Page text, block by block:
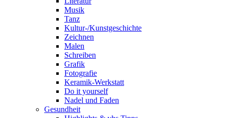
Musik
Tanz
Kultur-/Kunstgeschichte
Zeichnen
Malen
Schreiben
Grafik
Fotografie
Keramik-Werkstatt
Do it yourself
Nadel und Faden
Gesundheit